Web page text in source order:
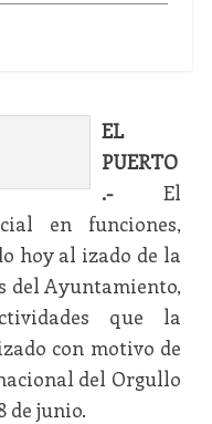
EL
PUERTO
.-El
en funciones,
hoy al izado de la
del Ayuntamiento,
que la
con motivo de
del Orgullo
de junio.